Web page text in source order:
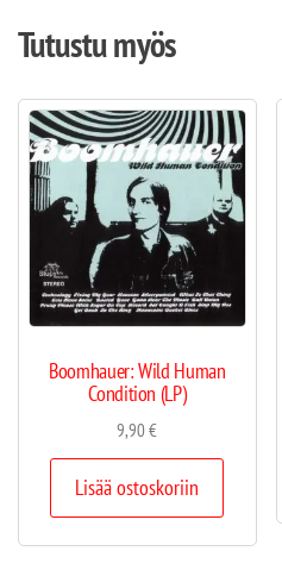
Tutustu myös
Boomhauer: Wild Human
Condition (LP)
9,90€
Lisää ostoskoriin